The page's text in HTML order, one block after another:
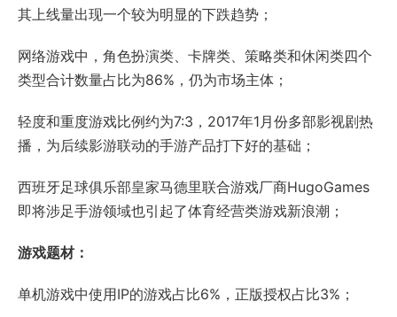
其上线量出现一个较为明显的下跌趋势；
网络游戏中，角色扮演类、卡牌类、策略类和休闲类四个
类型合计数量占比为86%，仍为市场主体；
轻度和重度游戏比例约为7:3，2017年1月份多部影视剧热
播，为后续影游联动的手游产品打下好的基础；
西班牙足球俱乐部皇家马德里联合游戏厂商HugoGames
即将涉足手游领域也引起了体育经营类游戏新浪潮；
游戏题材：
单机游戏中使用IP的游戏占比6%，正版授权占比3%；